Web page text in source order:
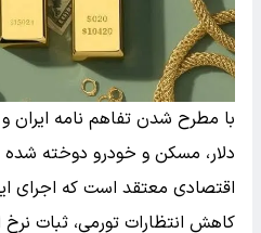
با مطرح شدن تفاهم نامه ایران و
دلار، مسکن و خودرو دوخته
اقتصادی معتقد است که اجرای
کاهش انتظارات تورمی، ثبات نرخ